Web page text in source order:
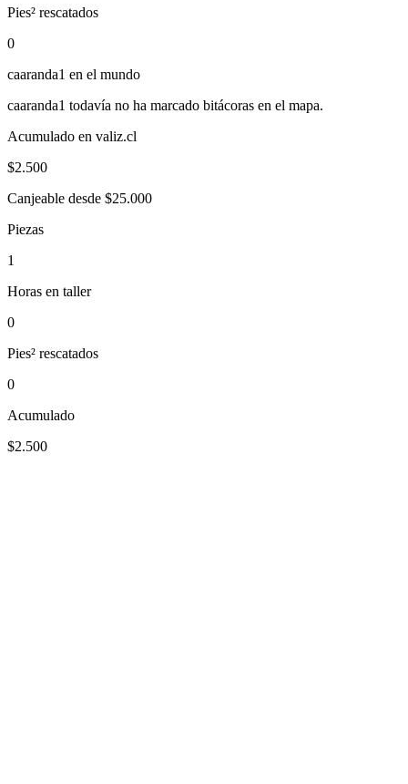
Pies² rescatados
0
caaranda1 en el mundo
caaranda1 todavía no ha marcado bitácoras en el mapa.
Acumulado en valiz.cl
$2.500
Canjeable desde $25.000
Piezas
1
Horas en taller
0
Pies² rescatados
0
Acumulado
$2.500